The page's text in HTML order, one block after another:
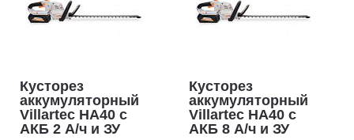
Кусторез
аккумуляторный
Villartec HA40 с
АКБ 2 А/ч и ЗУ
Кусторез
аккумуляторный
Villartec HA40 с
АКБ 8 А/ч и ЗУ